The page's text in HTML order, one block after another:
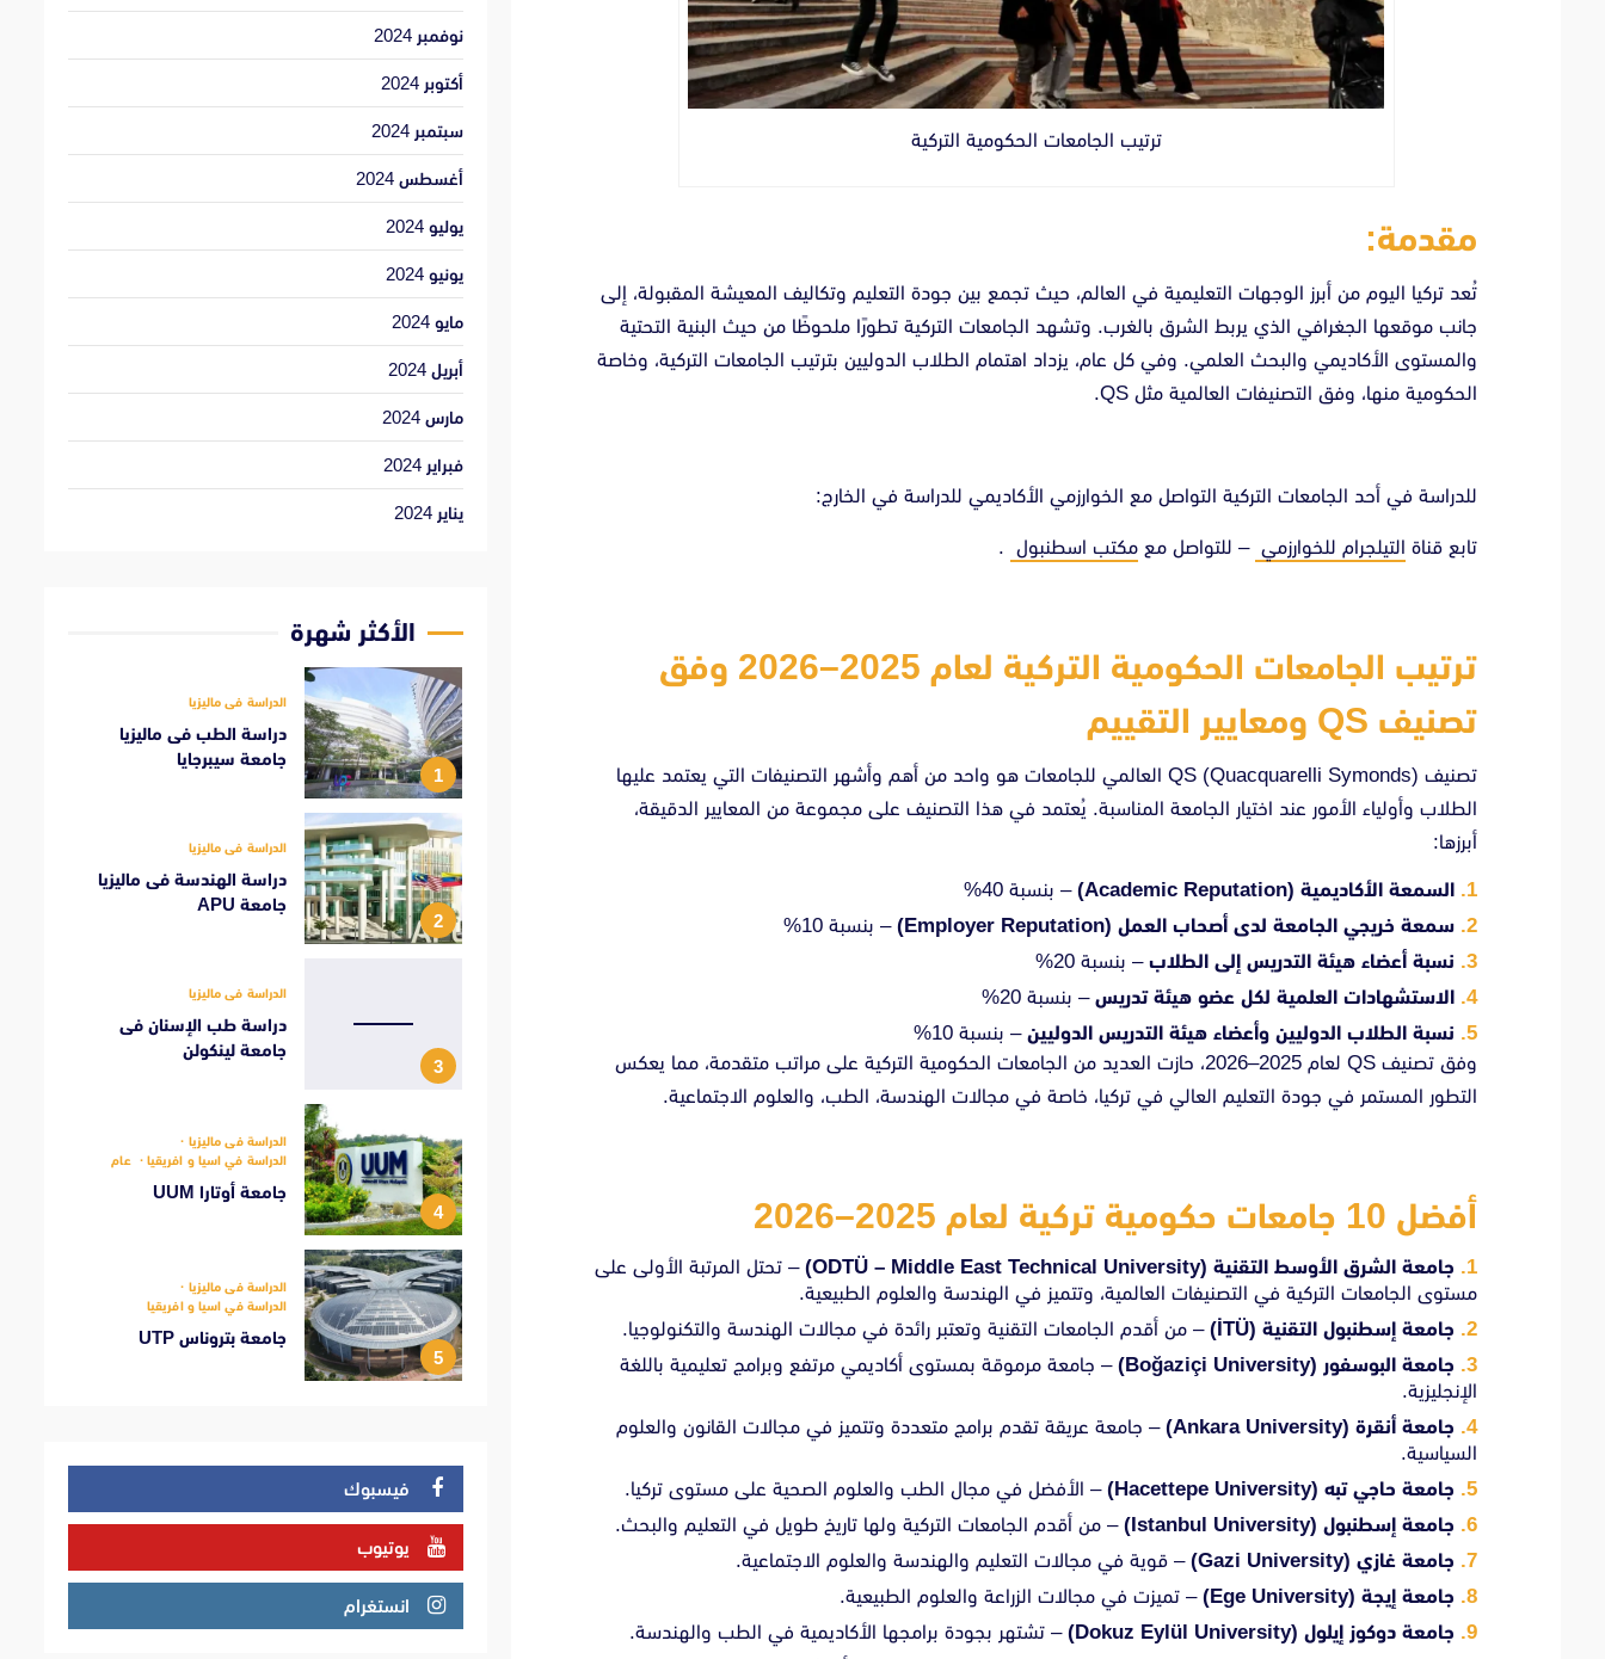
ترتيب الجامعات الحكومية التركية
مقدمة:
تُعد تركيا اليوم من أبرز الوجهات التعليمية في العالم، حيث تجمع بين جودة التعليم وتكاليف المعيشة المقبولة، إلى
جانب موقعها الجغرافي الذي يربط الشرق بالغرب. وتشهد الجامعات التركية تطورًا ملحوظًا من حيث البنية التحتية
والمستوى الأكاديمي والبحث العلمي. وفي كل عام، يزداد اهتمام الطلاب الدوليين بترتيب الجامعات التركية، وخاصة
الحكومية منها، وفق التصنيفات العالمية مثل QS.
للدراسة في أحد الجامعات التركية التواصل مع الخوارزمي الأكاديمي للدراسة في الخارج:
تابع قناة التيلجرام للخوارزمي – للتواصل مع مكتب اسطنبول .
ترتيب الجامعات الحكومية التركية لعام 2025–2026 وفق
تصنيف QS ومعايير التقييم
تصنيف QS (Quacquarelli Symonds) العالمي للجامعات هو واحد من أهم وأشهر التصنيفات التي يعتمد عليها
الطلاب وأولياء الأمور عند اختيار الجامعة المناسبة. يُعتمد في هذا التصنيف على مجموعة من المعايير الدقيقة،
أبرزها:
السمعة الأكاديمية (Academic Reputation)
– بنسبة 40%
سمعة خريجي الجامعة لدى أصحاب العمل (Employer Reputation)
– بنسبة 10%
نسبة أعضاء هيئة التدريس إلى الطلاب – بنسبة 20%
الاستشهادات العلمية لكل عضو هيئة تدريس – بنسبة 20%
نسبة الطلاب الدوليين وأعضاء هيئة التدريس الدوليين – بنسبة 10%
وفق تصنيف QS لعام 2025–2026، حازت العديد من الجامعات الحكومية التركية على مراتب متقدمة، مما يعكس
التطور المستمر في جودة التعليم العالي في تركيا، خاصة في مجالات الهندسة، الطب، والعلوم الاجتماعية.
أفضل 10 جامعات حكومية تركية لعام 2025–2026
جامعة الشرق الأوسط التقنية (ODTÜ – Middle East Technical University)
– تحتل المرتبة الأولى على
مستوى الجامعات التركية في التصنيفات العالمية، وتتميز في الهندسة والعلوم الطبيعية.
جامعة إسطنبول التقنية (İTÜ)
– من أقدم الجامعات التقنية وتعتبر رائدة في مجالات الهندسة والتكنولوجيا.
جامعة البوسفور (Boğaziçi University)
– جامعة مرموقة بمستوى أكاديمي مرتفع وبرامج تعليمية باللغة
الإنجليزية.
جامعة أنقرة (Ankara University)
– جامعة عريقة تقدم برامج متعددة وتتميز في مجالات القانون والعلوم
السياسية.
جامعة حاجي تبه (Hacettepe University)
– الأفضل في مجال الطب والعلوم الصحية على مستوى تركيا.
جامعة إسطنبول (Istanbul University)
– من أقدم الجامعات التركية ولها تاريخ طويل في التعليم والبحث.
جامعة غازي (Gazi University)
– قوية في مجالات التعليم والهندسة والعلوم الاجتماعية.
جامعة إيجة (Ege University)
– تميزت في مجالات الزراعة والعلوم الطبيعية.
جامعة دوكوز إيلول (Dokuz Eylül University)
– تشتهر بجودة برامجها الأكاديمية في الطب والهندسة.
نوفمبر 2024
أكتوبر 2024
سبتمبر 2024
أغسطس 2024
يوليو 2024
يونيو 2024
مايو 2024
أبريل 2024
مارس 2024
فبراير 2024
يناير 2024
الأكثر شهرة
1
الدراسة فى ماليزيا
دراسة الطب فى ماليزيا
جامعة سيبرجايا
2
الدراسة فى ماليزيا
دراسة الهندسة فى ماليزيا
جامعة APU
3
الدراسة فى ماليزيا
دراسة طب الإسنان فى
جامعة لينكولن
4
الدراسة فى ماليزيا
الدراسة في اسيا و افريقيا
عام
جامعة أوتارا UUM
5
الدراسة فى ماليزيا
الدراسة في اسيا و افريقيا
جامعة بتروناس UTP
فيسبوك
يوتيوب
انستغرام